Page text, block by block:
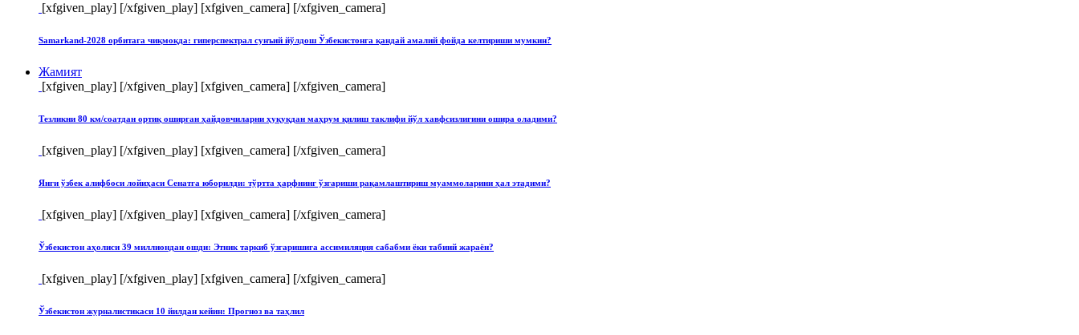
[xfgiven_play] [/xfgiven_play] [xfgiven_camera] [/xfgiven_camera]
Samarkand-2028 орбитага чиқмоқда: гиперспектрал сунъий йўлдош Ўзбекистонга қандай амалий фойда келтириши мумкин?
Жамият
[xfgiven_play] [/xfgiven_play] [xfgiven_camera] [/xfgiven_camera]
Тезликни 80 км/соатдан ортиқ оширган ҳайдовчиларни ҳуқуқдан маҳрум қилиш таклифи йўл хавфсизлигини ошира оладими?
[xfgiven_play] [/xfgiven_play] [xfgiven_camera] [/xfgiven_camera]
Янги ўзбек алифбоси лойиҳаси Сенатга юборилди: тўртта ҳарфнинг ўзгариши рақамлаштириш муаммоларини ҳал этадими?
[xfgiven_play] [/xfgiven_play] [xfgiven_camera] [/xfgiven_camera]
Ўзбекистон аҳолиси 39 миллиондан ошди: Этник таркиб ўзгаришига ассимиляция сабабми ёки табиий жараён?
[xfgiven_play] [/xfgiven_play] [xfgiven_camera] [/xfgiven_camera]
Ўзбекистон журналистикаси 10 йилдан кейин: Прогноз ва таҳлил